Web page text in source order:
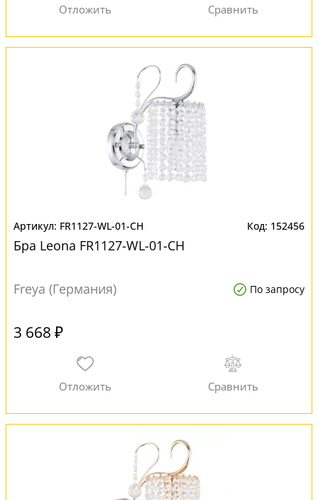
FR1127-WL-01-CH 152456
Бра Leona FR1127-WL-01-CH
Freya (Германия) По запросу
3 668 ₽